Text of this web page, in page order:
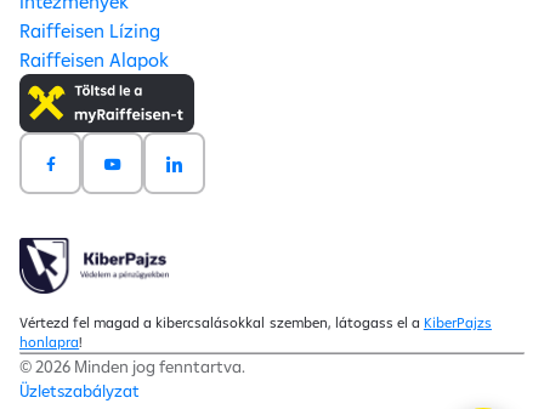
Raiffeisen Lízing
Raiffeisen Alapok
Vértezd fel magad a kibercsalásokkal szemben, látogass el a KiberPajzs
honlapra!
© 2026 Minden jog fenntartva.
Üzletszabályzat